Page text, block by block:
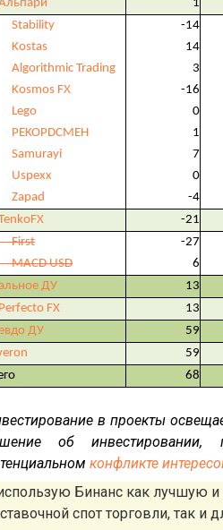
1
-14
14
Trading
3
FX
-16
0
1
7
0
-4
-21
-27
USD
6
ДУ
13
FX
13
ДУ
59
59
68
в проекты
об инвестировании,
конфликте
Бинанс как лучшую
спот торговли, так и